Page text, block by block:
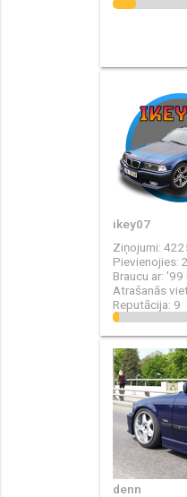
ikey07
Ziņojumi:
Pievienojies:
Braucu ar: '99
Atrašanās
Reputācija: 9
denn